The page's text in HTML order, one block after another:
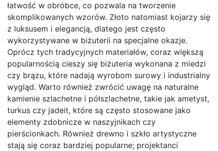
łatwość w obróbce, co pozwala na tworzenie
skomplikowanych wzorów. Złoto natomiast kojarzy się
z luksusem i elegancją, dlatego jest często
wykorzystywane w biżuterii na specjalne okazje.
Oprócz tych tradycyjnych materiałów, coraz większą
popularnością cieszy się biżuteria wykonana z miedzi
czy brązu, które nadają wyrobom surowy i industrialny
wygląd. Warto również zwrócić uwagę na naturalne
kamienie szlachetne i półszlachetne, takie jak ametyst,
turkus czy jadeit, które są często stosowane jako
elementy zdobnicze w naszyjnikach czy
pierścionkach. Również drewno i szkło artystyczne
stają się coraz bardziej popularne; projektanci